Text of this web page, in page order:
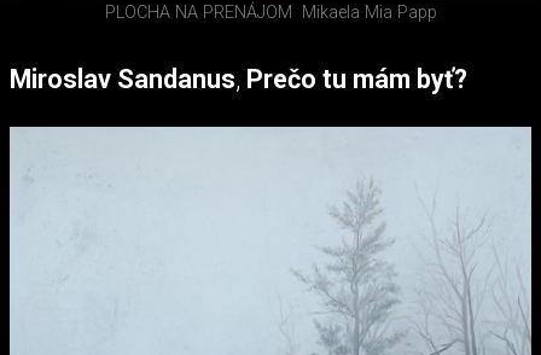
PLOCHA NA PRENÁJOM Mikaela Mia Papp
Miroslav Sandanus, Prečo tu mám byť?